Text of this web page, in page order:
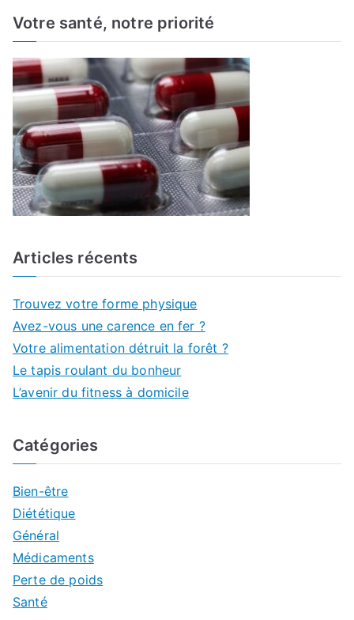
f
Votre santé, notre priorité
Articles récents
Trouvez votre forme physique
Avez-vous une carence en fer ?
Votre alimentation détruit la forêt ?
Le tapis roulant du bonheur
L’avenir du fitness à domicile
Catégories
Bien-être
Diététique
Général
Médicaments
Perte de poids
Santé